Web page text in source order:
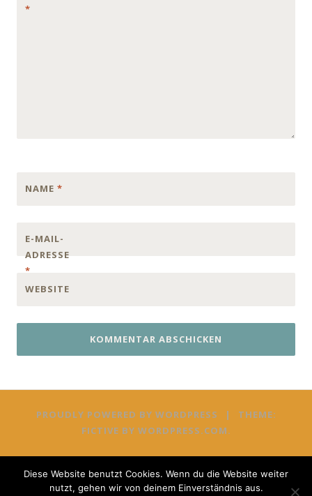
*
NAME *
E-MAIL-
ADRESSE
*
WEBSITE
PROUDLY POWERED BY WORDPRESS |
THEME:
FICTIVE BY WORDPRESS.COM.
Diese Website benutzt Cookies. Wenn du die Website weiter
nutzt, gehen wir von deinem Einverständnis aus.